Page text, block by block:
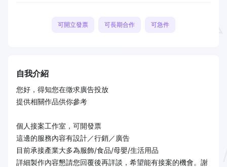
可開立發票 可長期合作 可急件
自我介紹
您好，得知您在徵求廣告投放
提供相關作品供你參考
個人接案工作室，可開發票
這邊的服務內容有設計／行銷／廣告
目前承接產業大多為服飾/食品/母嬰/生活用品
詳細製作內容懇請您回覆後再詳談，希望能有接案的機會。謝